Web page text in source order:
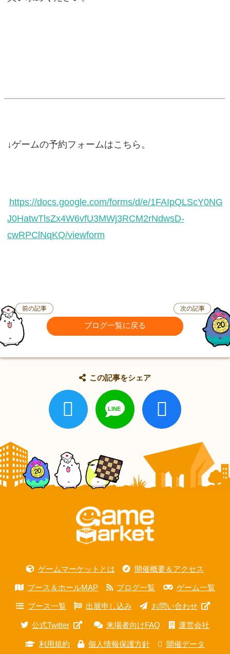
↓ゲームの予約フォームはこちら。
https://docs.google.com/forms/d/e/1FAIpQLScY0NG
J0HatwTlsZx4W6vfU3MWj3RCM2rNdwsD-
cwRPClNqKQ/viewform
前の記事
ブログ一覧に戻る
次の記事
この記事をシェア
ゲームマーケットとは 開催概要＆アクセス
ブース＆ホールMAP ブログ一覧 ゲーム一覧
ブース一覧 出展申し込み お問い合わせ
公式Twitter 来場者向けFAQ 運営会社
利用規約 個人情報保護方針 開催データ